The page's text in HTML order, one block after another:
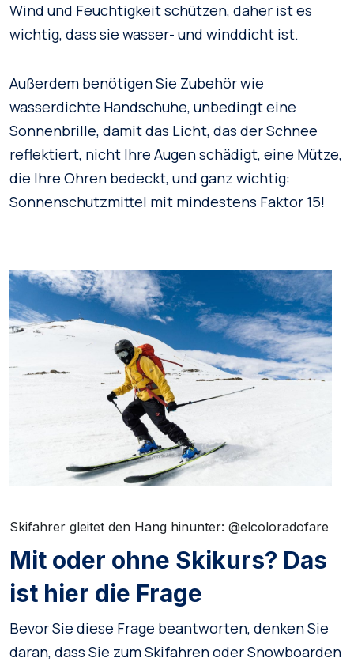
Wind und Feuchtigkeit schützen, daher ist es
wichtig, dass sie wasser- und winddicht ist.
Außerdem benötigen Sie Zubehör wie
wasserdichte Handschuhe, unbedingt eine
Sonnenbrille, damit das Licht, das der Schnee
reflektiert, nicht Ihre Augen schädigt, eine Mütze,
die Ihre Ohren bedeckt, und ganz wichtig:
Sonnenschutzmittel mit mindestens Faktor 15!
Skifahrer gleitet den Hang hinunter: @elcoloradofare
Mit oder ohne Skikurs? Das
ist hier die Frage
Bevor Sie diese Frage beantworten, denken Sie
daran, dass Sie zum Skifahren oder Snowboarden